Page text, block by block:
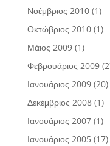
Νοέμβριος 2010(1)
Οκτώβριος 2010(1)
Μάιος 2009(1)
Φεβρουάριος 2009
Ιανουάριος 2009(20)
Δεκέμβριος 2008(1)
Ιανουάριος 2007(1)
Ιανουάριος 2005(17)